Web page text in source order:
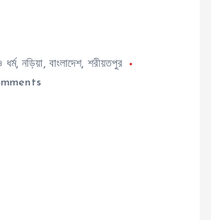
,নড়িয়া, বাংলাদেশ, শরীয়তপুর